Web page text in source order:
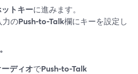
トキーに進みます。
力のPush-to-Talk欄にキーを設定し
ディオでPush-to-Talk